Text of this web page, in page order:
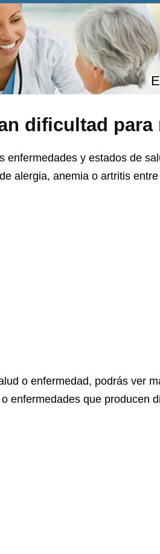
dificultad para
y estados de
alergia, anemia o artritis
o enfermedad, podrás ver
enfermedades que producen